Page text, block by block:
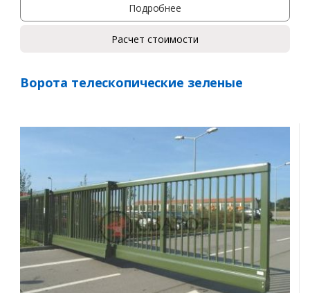
Подробнее
Расчет стоимости
Ворота телескопические зеленые